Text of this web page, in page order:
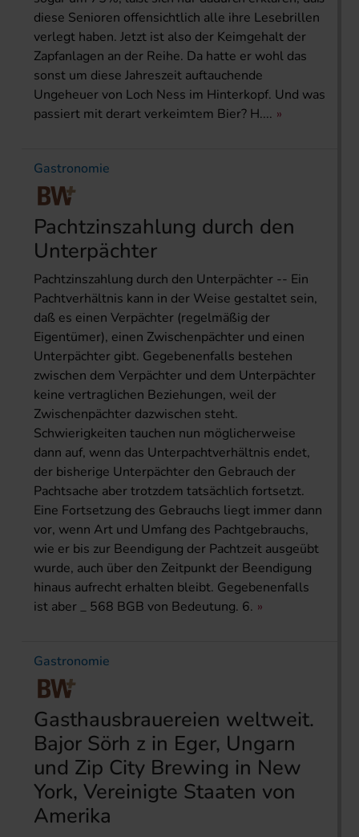
diese Senioren offensichtlich alle ihre Lesebrillen
verlegt haben. Jetzt ist also der Keimgehalt der
Zapfanlagen an der Reihe. Da hatte er wohl das
sonst um diese Jahreszeit auftauchende
Ungeheuer von Loch Ness im Hinterkopf. Und was
passiert mit derart verkeimtem Bier? H....
Gastronomie
Pachtzinszahlung durch den
Unterpächter
Pachtzinszahlung durch den Unterpächter -- Ein
Pachtverhältnis kann in der Weise gestaltet sein,
daß es einen Verpächter (regelmäßig der
Eigentümer), einen Zwischenpächter und einen
Unterpächter gibt. Gegebenenfalls bestehen
zwischen dem Verpächter und dem Unterpächter
keine vertraglichen Beziehungen, weil der
Zwischenpächter dazwischen steht.
Schwierigkeiten tauchen nun möglicherweise
dann auf, wenn das Unterpachtverhältnis endet,
der bisherige Unterpächter den Gebrauch der
Pachtsache aber trotzdem tatsächlich fortsetzt.
Eine Fortsetzung des Gebrauchs liegt immer dann
vor, wenn Art und Umfang des Pachtgebrauchs,
wie er bis zur Beendigung der Pachtzeit ausgeübt
wurde, auch über den Zeitpunkt der Beendigung
hinaus aufrecht erhalten bleibt. Gegebenenfalls
ist aber _ 568 BGB von Bedeutung. 6.
Gastronomie
Gasthausbrauereien weltweit.
Bajor Sörh z in Eger, Ungarn
und Zip City Brewing in New
York, Vereinigte Staaten von
Amerika